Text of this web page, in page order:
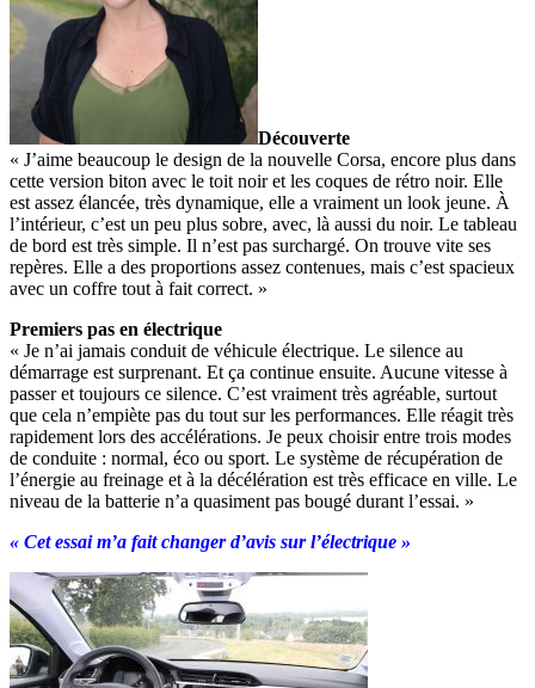
Découverte
« J’aime beaucoup le design de la nouvelle Corsa, encore plus dans
cette version biton avec le toit noir et les coques de rétro noir. Elle
est assez élancée, très dynamique, elle a vraiment un look jeune. À
l’intérieur, c’est un peu plus sobre, avec, là aussi du noir. Le tableau
de bord est très simple. Il n’est pas surchargé. On trouve vite ses
repères. Elle a des proportions assez contenues, mais c’est spacieux
avec un coffre tout à fait correct. »
Premiers pas en électrique
« Je n’ai jamais conduit de véhicule électrique. Le silence au
démarrage est surprenant. Et ça continue ensuite. Aucune vitesse à
passer et toujours ce silence. C’est vraiment très agréable, surtout
que cela n’empiète pas du tout sur les performances. Elle réagit très
rapidement lors des accélérations. Je peux choisir entre trois modes
de conduite : normal, éco ou sport. Le système de récupération de
l’énergie au freinage et à la décélération est très efficace en ville. Le
niveau de la batterie n’a quasiment pas bougé durant l’essai. »
« Cet essai m’a fait changer d’avis sur l’électrique »